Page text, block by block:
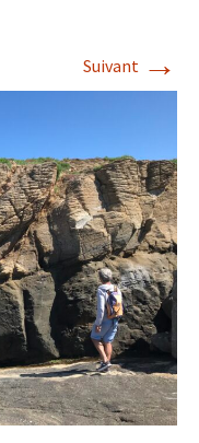
Suivant →